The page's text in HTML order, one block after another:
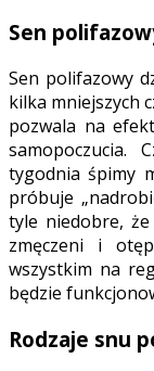
Sen
Sen polifazowy
kilka mniejszych
pozwala na
tygodnia śpimy
próbuje
tyle niedobre,
zmęczeni i
wszystkim na
będzie
Rodzaje snu